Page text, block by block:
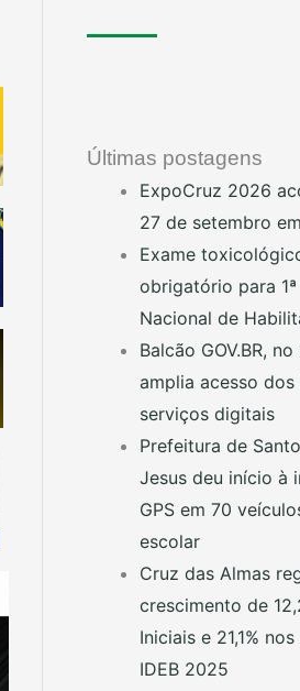
Últimas postagens
ExpoCruz 2026
27 de setembro
Exame
obrigatório para
Nacional de
Balcão GOV.BR,
amplia acesso dos
serviços digitais
Prefeitura de
Jesus deu início à
GPS em 70
escolar
Cruz das Almas
crescimento de
Iniciais e 21,1%
IDEB 2025